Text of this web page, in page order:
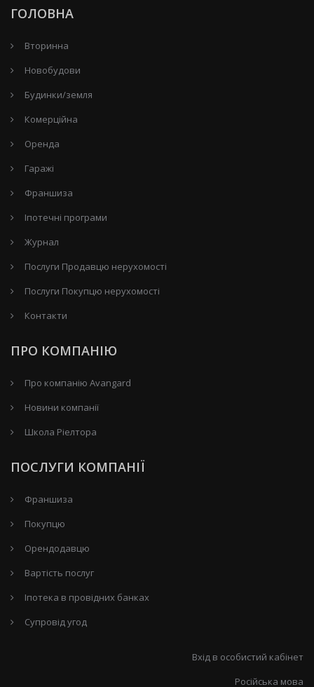
ГОЛОВНА
Вторинна
Новобудови
Будинки/земля
Комерційна
Оренда
Гаражі
Франшиза
Іпотечні програми
Журнал
Послуги Продавцю нерухомості
Послуги Покупцю нерухомості
Контакти
ПРО КОМПАНІЮ
Про компанію Avangard
Новини компанії
Школа Ріелтора
ПОСЛУГИ КОМПАНІЇ
Франшиза
Покупцю
Орендодавцю
Вартість послуг
Іпотека в провідних банках
Супровід угод
Вхід в особистий кабінет
Російська мова